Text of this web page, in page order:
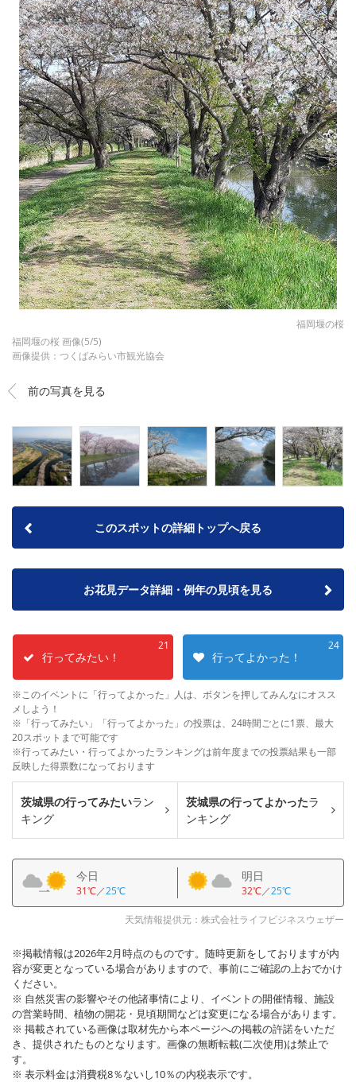
福岡堰の桜
福岡堰の桜 画像(5/5)
画像提供：つくばみらい市観光協会
前の写真を見る
このスポットの詳細トップへ戻る
お花見データ詳細・例年の見頃を見る
21
行ってみたい！
24
行ってよかった！
※このイベントに「行ってよかった」人は、ボタンを押してみんなにオスス
メしよう！
※「行ってみたい」「行ってよかった」の投票は、24時間ごとに1票、最大
20スポットまで可能です
※行ってみたい・行ってよかったランキングは前年度までの投票結果も一部
反映した得票数になっております
茨城県の行ってみたいラン
キング
茨城県の行ってよかったラ
ンキング
今日
31℃／25℃
明日
32℃／25℃
天気情報提供元：株式会社ライフビジネスウェザー
※掲載情報は2026年2月時点のものです。随時更新をしておりますが内
容が変更となっている場合がありますので、事前にご確認の上おでかけ
ください。
※ 自然災害の影響やその他諸事情により、イベントの開催情報、施設
の営業時間、植物の開花・見頃期間などは変更になる場合があります。
※ 掲載されている画像は取材先から本ページへの掲載の許諾をいただ
き、提供されたものとなります。画像の無断転載(二次使用)は禁止で
す。
※ 表示料金は消費税8％ないし10％の内税表示です。